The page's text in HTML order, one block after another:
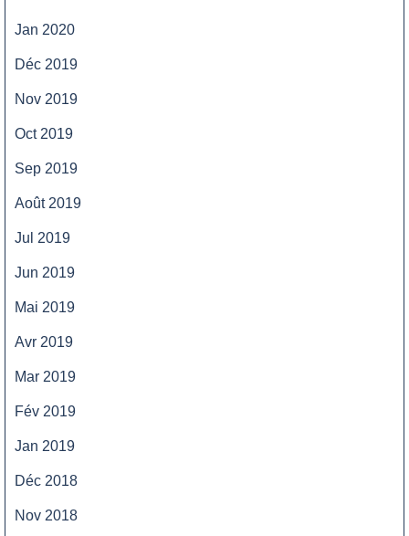
Jan 2020
Déc 2019
Nov 2019
Oct 2019
Sep 2019
Août 2019
Jul 2019
Jun 2019
Mai 2019
Avr 2019
Mar 2019
Fév 2019
Jan 2019
Déc 2018
Nov 2018